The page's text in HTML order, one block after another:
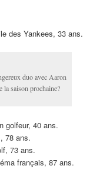
des Yankees, 33 ans.
duo avec Aaron
la saison prochaine?
golfeur, 40 ans.
78 ans.
73 ans.
français, 87 ans.